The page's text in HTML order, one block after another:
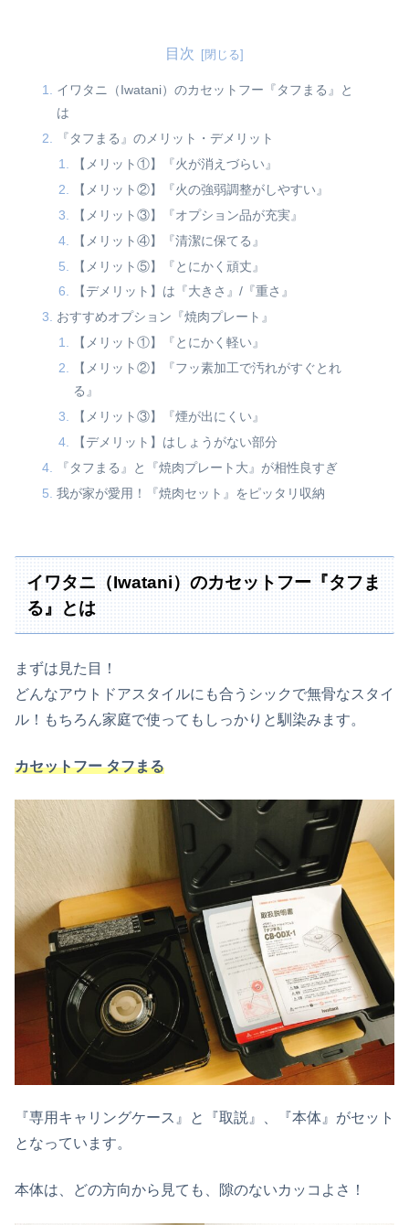
目次
イワタニ（Iwatani）のカセットフー『タフまる』と
は
『タフまる』のメリット・デメリット
【メリット①】『火が消えづらい』
【メリット②】『火の強弱調整がしやすい』
【メリット③】『オプション品が充実』
【メリット④】『清潔に保てる』
【メリット⑤】『とにかく頑丈』
【デメリット】は『大きさ』/『重さ』
おすすめオプション『焼肉プレート』
【メリット①】『とにかく軽い』
【メリット②】『フッ素加工で汚れがすぐとれ
る』
【メリット③】『煙が出にくい』
【デメリット】はしょうがない部分
『タフまる』と『焼肉プレート大』が相性良すぎ
我が家が愛用！『焼肉セット』をピッタリ収納
イワタニ（Iwatani）のカセットフー『タフま
る』とは
まずは見た目！
どんなアウトドアスタイルにも合うシックで無骨なスタイ
ル！もちろん家庭で使ってもしっかりと馴染みます。
カセットフー タフまる
『専用キャリングケース』と『取説』、『本体』がセット
となっています。
本体は、どの方向から見ても、隙のないカッコよさ！